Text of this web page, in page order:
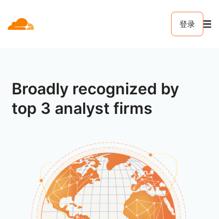
登录
Broadly recognized by
top 3 analyst firms